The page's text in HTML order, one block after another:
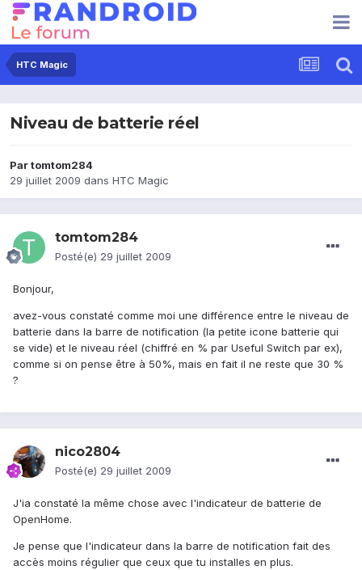
HTC Magic
Niveau de batterie réel
Partomtom284
29 juillet 2009 dans HTC Magic
tomtom284
Posté(e) 29 juillet 2009
Bonjour,
avez-vous constaté comme moi une différence entre le niveau de
batterie dans la barre de notification (la petite icone batterie qui
se vide) et le niveau réel (chiffré en % par Useful Switch par ex),
comme si on pense être à 50%, mais en fait il ne reste que 30 %
?
nico2804
Posté(e) 29 juillet 2009
J'ia constaté la même chose avec l'indicateur de batterie de
OpenHome.
Je pense que l'indicateur dans la barre de notification fait des
accès moins régulier que ceux que tu installes en plus.